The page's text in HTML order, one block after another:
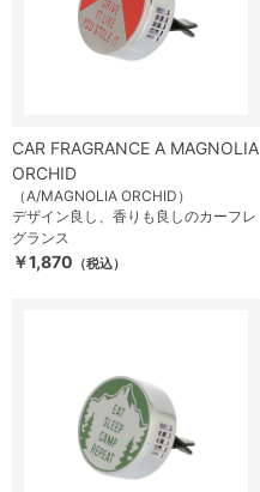
CAR FRAGRANCE A MAGNOLIA
ORCHID
（A/MAGNOLIA ORCHID）
デザイン良し、香りも良しのカーフレ
グランス
￥1,870 （税込）